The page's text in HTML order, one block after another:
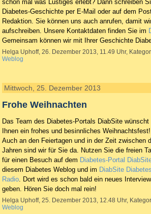
schon mal was Lustiges erlebt? Dann schreiben
Diabetes-Geschichte per E-Mail oder auf dem
Redaktion. Sie können uns auch anrufen, damit
aufschreiben. Unsere Kontaktdaten finden Sie im
Gemeinsam können wir mit Ihrer Geschichte
Helga Uphoff, 26. Dezember 2013, 11.49 Uhr,
Weblog
Mittwoch, 25. Dezember 2013
Frohe Weihnachten
Das Team des Diabetes-Portals DiabSite wünscht
Ihnen ein frohes und besinnliches Weihnachtsfest!
Auch an den Feiertagen und in der Zeit zwischen
Jahren sind wir für Sie da. Nutzen Sie die freien
für einen Besuch auf dem Diabetes-Portal
diesem Diabetes Weblog und im DiabSite
Radio. Dort wird es schon bald ein neues Interview
geben. Hören Sie doch mal rein!
Helga Uphoff, 25. Dezember 2013, 12.48 Uhr,
Weblog